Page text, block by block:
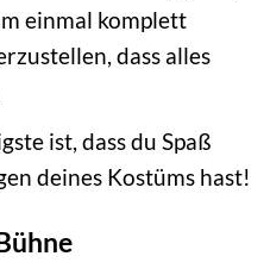
einmal komplett
dass alles
ist, dass du Spaß
deines Kostüms hast!